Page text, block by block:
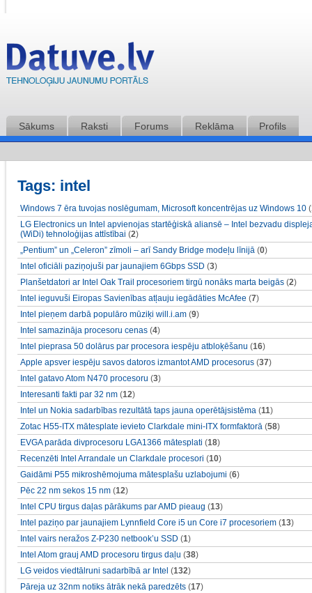
Sākums Raksti Forums Reklāma Profils
Tags: intel
Windows 7 ēra tuvojas noslēgumam, Microsoft koncentrējas uz Windows 10 (
LG Electronics un Intel apvienojas startēģiskā aliansē – Intel bezvadu
(WiDi) tehnoloģijas attīstībai (2)
„Pentium” un „Celeron” zīmoli – arī Sandy Bridge modeļu līnijā (0)
Intel oficiāli paziņojuši par jaunajiem 6Gbps SSD (3)
Planšetdatori ar Intel Oak Trail procesoriem tirgū nonāks marta beigās (2)
Intel ieguvuši Eiropas Savienības atļauju iegādāties McAfee (7)
Intel pieņem darbā populāro mūziķi will.i.am (9)
Intel samazināja procesoru cenas (4)
Intel pieprasa 50 dolārus par procesora iespēju atbloķēšanu (16)
Apple apsver iespēju savos datoros izmantot AMD procesorus (37)
Intel gatavo Atom N470 procesoru (3)
Interesanti fakti par 32 nm (12)
Intel un Nokia sadarbības rezultātā taps jauna operētājsistēma (11)
Zotac H55-ITX mātesplate ievieto Clarkdale mini-ITX formfaktorā (58)
EVGA parāda divprocesoru LGA1366 mātesplati (18)
Recenzēti Intel Arrandale un Clarkdale procesori (10)
Gaidāmi P55 mikroshēmojuma mātesplašu uzlabojumi (6)
Pēc 22 nm sekos 15 nm (12)
Intel CPU tirgus daļas pārākums par AMD pieaug (13)
Intel paziņo par jaunajiem Lynnfield Core i5 un Core i7 procesoriem (13)
Intel vairs neražos Z-P230 netbook’u SSD (1)
Intel Atom grauj AMD procesoru tirgus daļu (38)
LG veidos viedtālruni sadarbībā ar Intel (132)
Pāreja uz 32nm notiks ātrāk nekā paredzēts (17)